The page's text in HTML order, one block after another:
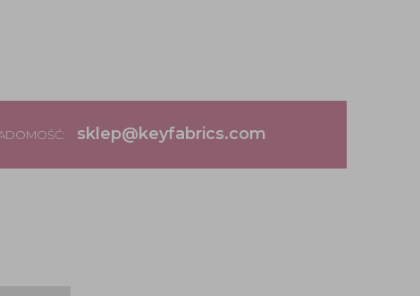
sklep@keyfabrics.com